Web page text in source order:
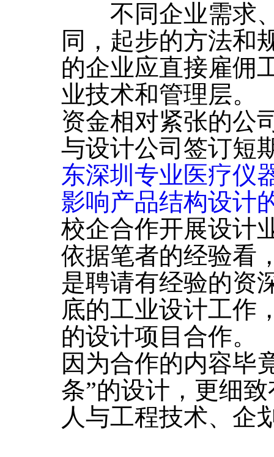
不同企业需求、
同，起步的方法和
的企业应直接雇佣
业技术和管理层。
资金相对紧张的公
与设计公司签订短
东深圳专业医疗仪
影响产品结构设计
校企合作开展设计
依据笔者的经验看
是聘请有经验的资
底的工业设计工作
的设计项目合作。
因为合作的内容毕
条”的设计，更细
人与工程技术、企